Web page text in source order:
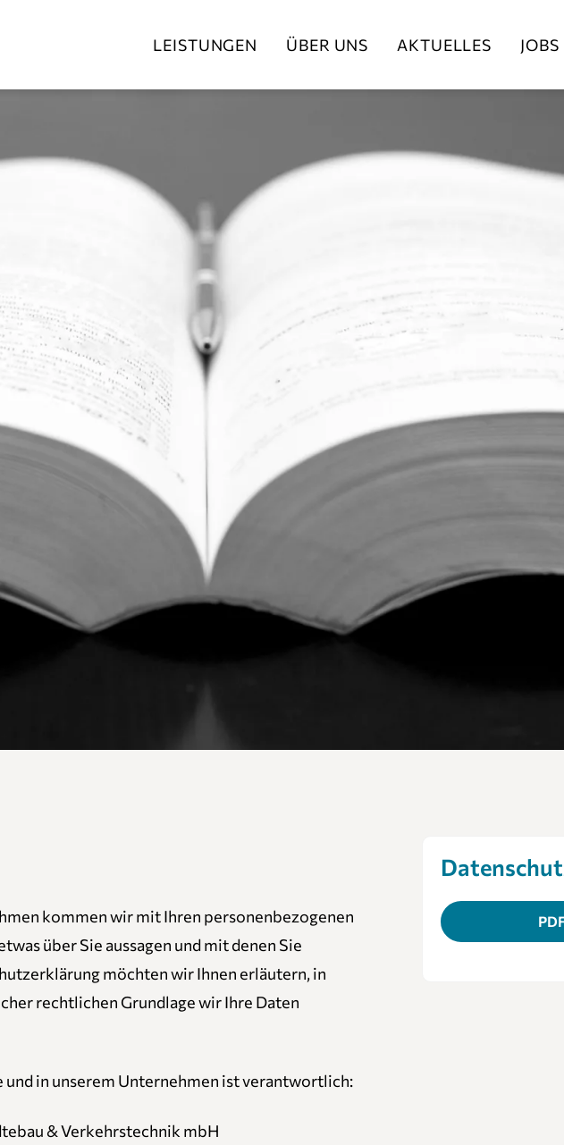
LEISTUNGEN ÜBER UNS AKTUELLES JOBS
kommen wir mit Ihren personenbezogenen
über Sie aussagen und mit denen Sie
möchten wir Ihnen erläutern, in
rechtlichen Grundlage wir Ihre Daten
in unserem Unternehmen ist verantwortlich:
& Verkehrstechnik mbH